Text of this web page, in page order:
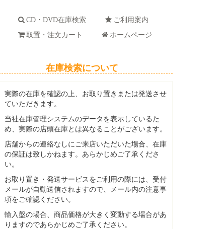
CD・DVD在庫検索
ご利用案内
取置・注文カート ホームページ
在庫検索について
実際の在庫を確認の上、お取り置きまたは発送させ
ていただきます。
当社在庫管理システムのデータを表示しているた
め、実際の店頭在庫とは異なることがございます。
店舗からの連絡なしにご来店いただいた場合、在庫
の保証は致しかねます。あらかじめご了承くださ
い。
お取り置き・発送サービスをご利用の際には、受付
メールが自動送信されますので、メール内の注意事
項をご確認ください。
輸入盤の場合、商品価格が大きく変動する場合があ
りますのであらかじめご了承ください。